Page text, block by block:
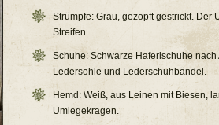
Strümpfe: Grau, gezopft gestrickt. Der
Streifen.
Schuhe: Schwarze Haferlschuhe
Ledersohle und Lederschuhbändel.
Hemd: Weiß, aus Leinen mit Biesen,
Umlegekragen.